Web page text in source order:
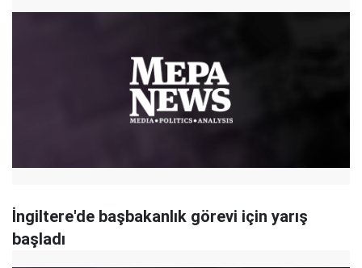
İngiltere'de başbakanlık görevi için yarış
başladı